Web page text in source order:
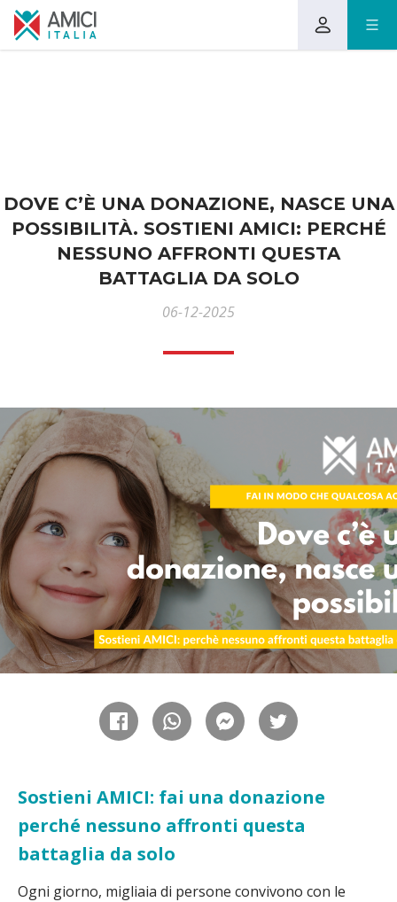
DOVE C’È UNA DONAZIONE, NASCE UNA
POSSIBILITÀ. SOSTIENI AMICI: PERCHÉ
NESSUNO AFFRONTI QUESTA
BATTAGLIA DA SOLO
06-12-2025
Sostieni AMICI: fai una donazione
perché nessuno affronti questa
battaglia da solo
Ogni giorno, migliaia di persone convivono con le